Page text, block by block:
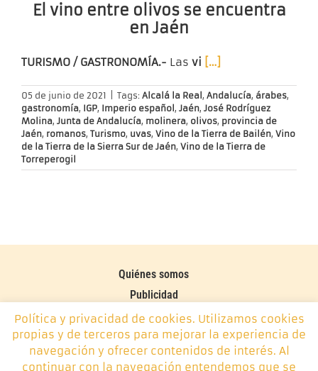
El vino entre olivos se encuentra
en Jaén
TURISMO / GASTRONOMÍA.- Las vi […]
05 de junio de 2021 Tags: Alcalá la Real , Andalucía, árabes,
gastronomía, IGP, Imperio español , Jaén, José Rodríguez
Molina, Junta de Andalucía, molinera, olivos, provincia de
Jaén, romanos, Turismo, uvas, Vino de la Tierra de Bailén, Vino
de la Tierra de la Sierra Sur de Jaén, Vino de la Tierra de
Torreperogil
Quiénes somos
Publicidad
Contacto
Política de cookies
Política y privacidad de cookies. Utilizamos cookies
propias y de terceros para mejorar la experiencia de
navegación y ofrecer contenidos de interés. Al
continuar con la navegación entendemos que se